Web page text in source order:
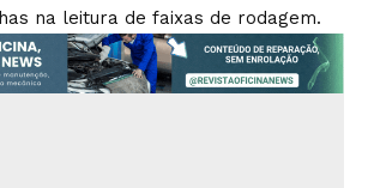
na leitura de faixas de rodagem.